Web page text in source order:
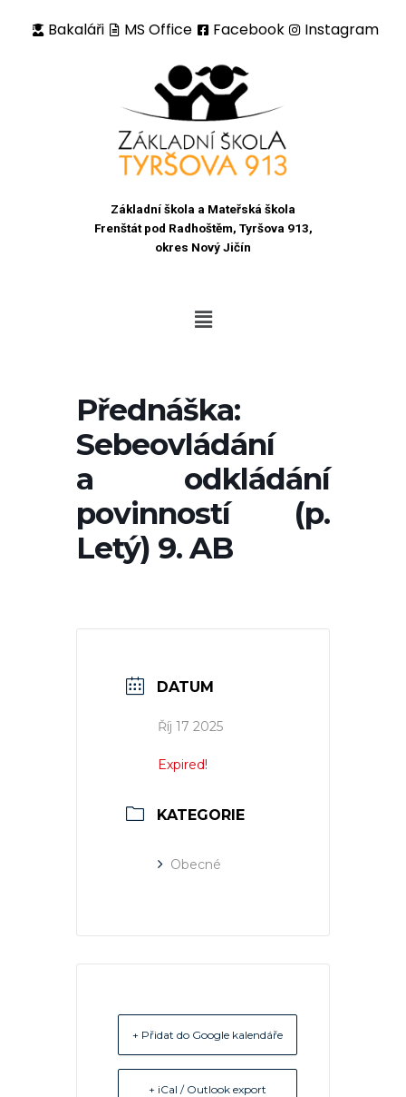
Bakaláři MS Office Facebook Instagram
Základní škola a Mateřská škola
Frenštát pod Radhoštěm, Tyršova 913,
okres Nový Jičín
Přednáška:
Sebeovládání
a odkládání
povinností (p.
Letý) 9. AB
DATUM
Říj 17 2025
Expired!
KATEGORIE
Obecné
+ Přidat do Google kalendáře
+ iCal / Outlook export